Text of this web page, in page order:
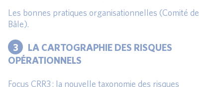
Les bonnes pratiques organisationnelles (Comité de
Bâle).
3
LA CARTOGRAPHIE DES RISQUES
OPÉRATIONNELS
Focus CRR3 : la nouvelle taxonomie des risques